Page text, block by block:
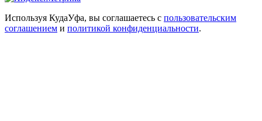
Используя КудаУфа, вы соглашаетесь с пользовательским
соглашением и политикой конфиденциальности.